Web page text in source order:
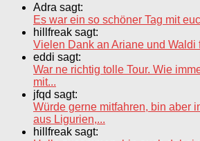
Adra sagt:
Es war ein so schöner Tag mit
hillfreak sagt:
Vielen Dank an Ariane und Waldi
eddi sagt:
War ne richtig tolle Tour. Wie
mit...
jfqd sagt:
Würde gerne mitfahren, bin aber
aus Ligurien,...
hillfreak sagt: